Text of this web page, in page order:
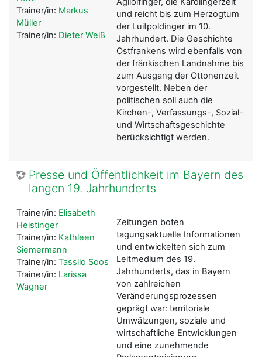
und reicht bis zum Herzogtum
der Luitpoldinger im 10.
Jahrhundert. Die Geschichte
Ostfrankens wird ebenfalls von
der fränkischen Landnahme bis
zum Ausgang der Ottonenzeit
vorgestellt. Neben der
politischen soll auch die
Kirchen-, Verfassungs-, Sozial-
und Wirtschaftsgeschichte
berücksichtigt werden.
Trainer/in: Markus
Müller
Trainer/in: Dieter Weiß
Presse und Öffentlichkeit im Bayern des
langen 19. Jahrhunderts
Zeitungen boten
tagungsaktuelle Informationen
und entwickelten sich zum
Leitmedium des 19.
Jahrhunderts, das in Bayern
von zahlreichen
Veränderungsprozessen
geprägt war: territoriale
Umwälzungen, soziale und
wirtschaftliche Entwicklungen
und eine zunehmende
Trainer/in: Elisabeth
Heistinger
Trainer/in: Kathleen
Siemermann
Trainer/in: Tassilo Soos
Trainer/in: Larissa
Wagner